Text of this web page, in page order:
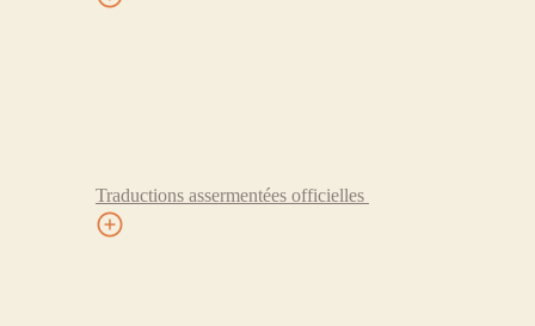
Traductions assermentées officielles